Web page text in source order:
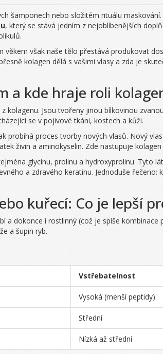
šamponech nebo složitém rituálu
, který se stává jedním z nejoblíbenějších
věkem však naše tělo přestává produkovat
kolagen dělá s vašimi vlasy a zda je
a kde hraje roli
kolagenu. Jsou tvořeny jinou bílkovinou zvanou
se v pojivové tkáni, kostech a kůži.
probíhá proces tvorby nových vlasů. Nový
živin a aminokyselin. Zde nastupuje
glycinu, prolinu a hydroxyprolinu. Tyto
a zdravého keratinu. Jednoduše řečeno:
kuřecí: Co je lepší
a dokonce i rostlinný (což je spíše
a šupin ryb.
Vstřebatelnost
Vysoká (menší peptidy)
Střední
Nízká až střední